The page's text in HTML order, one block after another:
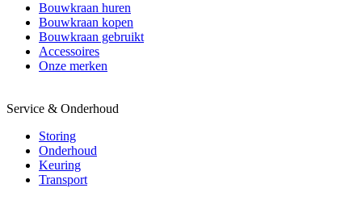
Bouwkraan huren
Bouwkraan kopen
Bouwkraan gebruikt
Accessoires
Onze merken
Service & Onderhoud
Storing
Onderhoud
Keuring
Transport